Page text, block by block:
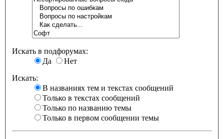
Искать в подфорумах:
Да
Нет
Искать:
В названиях тем и текстах сообщений
Только в текстах сообщений
Только по названию темы
Только в первом сообщении темы